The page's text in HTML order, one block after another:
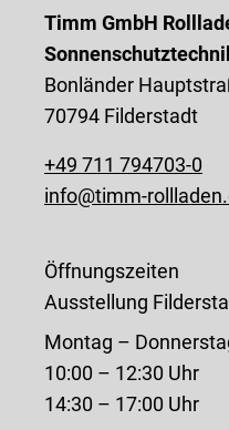
Timm GmbH
Bonländer
70794 Filderstadt
+49 711 794703-0
info@timm-
Öffnungszeiten
Ausstellung
Montag –
10:00 – 12:30 Uhr
14:30 – 17:00 Uhr